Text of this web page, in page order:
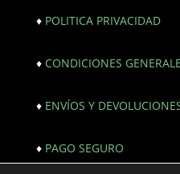
♦ POLITICA PRIVACIDAD
♦ CONDICIONES
♦ ENVÍOS Y
♦ PAGO SEGURO